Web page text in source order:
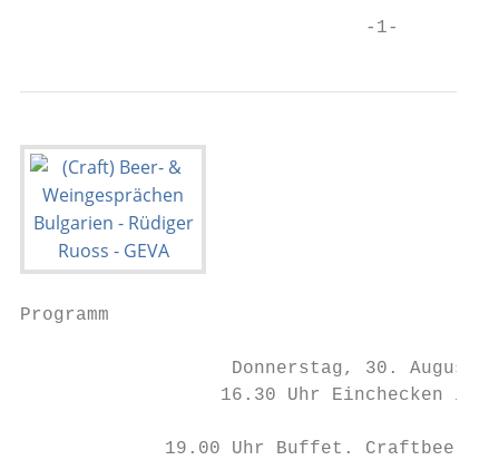
                               -1-
Programm
Donnerstag, 30. August
16.30 Uhr Einchecken im
19.00 Uhr Buffet. Craftbeer-